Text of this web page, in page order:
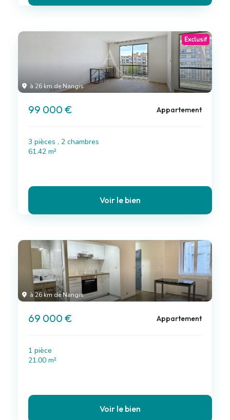
à 26 km de Nangis
Exclusif
99 000 € Appartement
3 pièces , 2 chambres
61.42 m²
Voir le bien
à 26 km de Nangis
69 000 € Appartement
1 pièce
21.00 m²
Voir le bien